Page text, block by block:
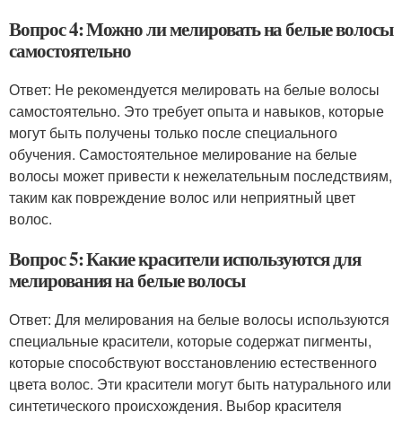
Вопрос 4: Можно ли мелировать на белые волосы
самостоятельно
Ответ: Не рекомендуется мелировать на белые волосы
самостоятельно. Это требует опыта и навыков, которые
могут быть получены только после специального
обучения. Самостоятельное мелирование на белые
волосы может привести к нежелательным последствиям,
таким как повреждение волос или неприятный цвет
волос.
Вопрос 5: Какие красители используются для
мелирования на белые волосы
Ответ: Для мелирования на белые волосы используются
специальные красители, которые содержат пигменты,
которые способствуют восстановлению естественного
цвета волос. Эти красители могут быть натурального или
синтетического происхождения. Выбор красителя